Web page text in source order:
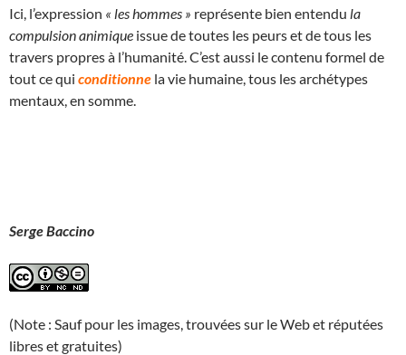
Ici, l’expression « les hommes » représente bien entendu la
compulsion animique issue de toutes les peurs et de tous les
travers propres à l’humanité. C’est aussi le contenu formel de
tout ce qui conditionne la vie humaine, tous les archétypes
mentaux, en somme.
Serge Baccino
(Note : Sauf pour les images, trouvées sur le Web et réputées
libres et gratuites)